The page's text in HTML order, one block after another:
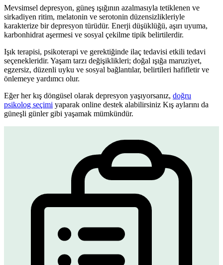
Mevsimsel depresyon, güneş ışığının azalmasıyla tetiklenen ve
sirkadiyen ritim, melatonin ve serotonin düzensizlikleriyle
karakterize bir depresyon türüdür. Enerji düşüklüğü, aşırı uyuma,
karbonhidrat aşermesi ve sosyal çekilme tipik belirtilerdir.
Işık terapisi, psikoterapi ve gerektiğinde ilaç tedavisi etkili tedavi
seçenekleridir. Yaşam tarzı değişiklikleri; doğal ışığa maruziyet,
egzersiz, düzenli uyku ve sosyal bağlantılar, belirtileri hafifletir ve
önlemeye yardımcı olur.
Eğer her kış döngüsel olarak depresyon yaşıyorsanız, doğru
psikolog seçimi yaparak online destek alabilirsiniz Kış aylarını da
güneşli günler gibi yaşamak mümkündür.